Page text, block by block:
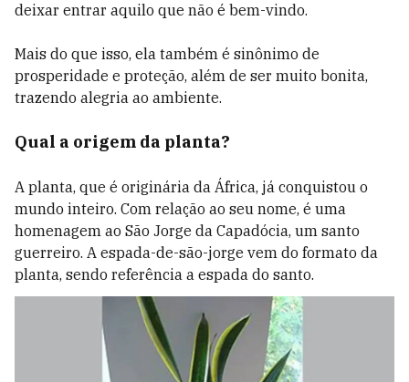
deixar entrar aquilo que não é bem-vindo.
Mais do que isso, ela também é sinônimo de
prosperidade e proteção, além de ser muito bonita,
trazendo alegria ao ambiente.
Qual a origem da planta?
A planta, que é originária da África, já conquistou o
mundo inteiro. Com relação ao seu nome, é uma
homenagem ao São Jorge da Capadócia, um santo
guerreiro. A espada-de-são-jorge vem do formato da
planta, sendo referência a espada do santo.